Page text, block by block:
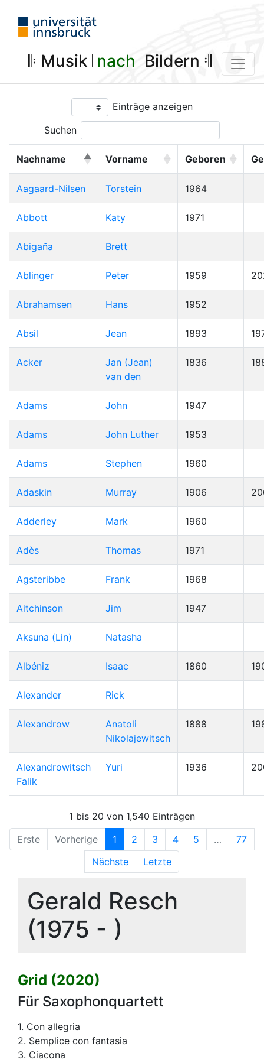
𝄆 Musik 𝄀 nach 𝄀 Bildern 𝄇
Einträge anzeigen
Suchen
Nachname Vorname Geboren
Aagaard-Nilsen Torstein 1964
Abbott Katy 1971
Abigaña Brett
Ablinger Peter 1959
Abrahamsen Hans 1952
Absil Jean 1893
Acker
Jan (Jean)
van den
1836
Adams John 1947
Adams John Luther 1953
Adams Stephen 1960
Adaskin Murray 1906
Adderley Mark 1960
Adès Thomas 1971
Agsteribbe Frank 1968
Aitchinson Jim 1947
Aksuna (Lin) Natasha
Albéniz Isaac 1860
Alexander Rick
Alexandrow
Anatoli
Nikolajewitsch
1888
Alexandrowitsch
Falik
Yuri 1936
1 bis 20 von 1,540 Einträgen
Erste
Vorherige 1 2 3 4 5 …
77
Nächste
Letzte
Gerald Resch
(1975 - )
Grid (2020)
Für Saxophonquartett
1. Con allegria
2. Semplice con fantasia
3. Ciacona